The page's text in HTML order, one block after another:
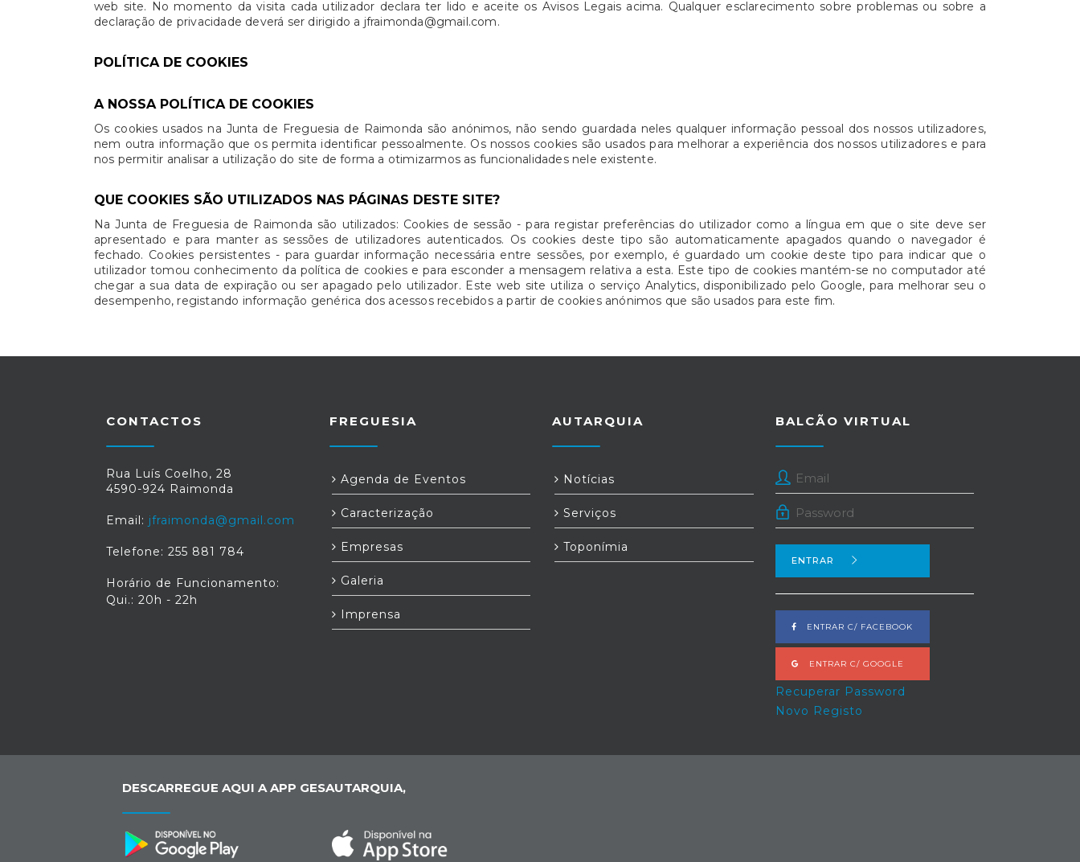
web site. No momento da visita cada utilizador declara ter lido e aceite os Avisos Legais acima. Qualquer esclarecimento sobre problemas ou sobre a
declaração de privacidade deverá ser dirigido a jfraimonda@gmail.com.
POLÍTICA DE COOKIES
A NOSSA POLÍTICA DE COOKIES
Os cookies usados na Junta de Freguesia de Raimonda são anónimos, não sendo guardada neles qualquer informação pessoal dos nossos utilizadores,
nem outra informação que os permita identificar pessoalmente. Os nossos cookies são usados para melhorar a experiência dos nossos utilizadores e para
nos permitir analisar a utilização do site de forma a otimizarmos as funcionalidades nele existente.
QUE COOKIES SÃO UTILIZADOS NAS PÁGINAS DESTE SITE?
Na Junta de Freguesia de Raimonda são utilizados: Cookies de sessão - para registar preferências do utilizador como a língua em que o site deve ser
apresentado e para manter as sessões de utilizadores autenticados. Os cookies deste tipo são automaticamente apagados quando o navegador é
fechado. Cookies persistentes - para guardar informação necessária entre sessões, por exemplo, é guardado um cookie deste tipo para indicar que o
utilizador tomou conhecimento da política de cookies e para esconder a mensagem relativa a esta. Este tipo de cookies mantém-se no computador até
chegar a sua data de expiração ou ser apagado pelo utilizador. Este web site utiliza o serviço Analytics, disponibilizado pelo Google, para melhorar seu o
desempenho, registando informação genérica dos acessos recebidos a partir de cookies anónimos que são usados para este fim.
CONTACTOS
Rua Luís Coelho, 28
4590-924 Raimonda
Email: jfraimonda@gmail.com
Telefone: 255 881 784
Horário de Funcionamento:
Qui.: 20h - 22h
FREGUESIA
Agenda de Eventos
Caracterização
Empresas
Galeria
Imprensa
AUTARQUIA
Notícias
Serviços
Toponímia
BALCÃO VIRTUAL
ENTRAR
ENTRAR C/ FACEBOOK
ENTRAR C/ GOOGLE
Recuperar Password
Novo Registo
DESCARREGUE AQUI A APP GESAUTARQUIA,